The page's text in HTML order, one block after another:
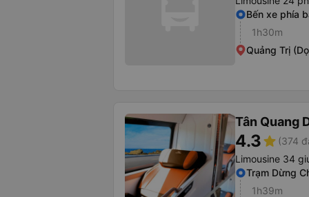
Bến xe phía
1h30m
Quảng Trị
Tân Quang
4.3star (374
Limousine 34
Trạm Dừng
1h39m